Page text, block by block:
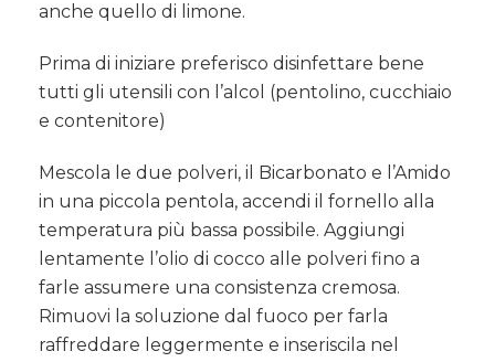
anche quello di limone.
Prima di iniziare preferisco disinfettare bene
tutti gli utensili con l’alcol (pentolino, cucchiaio
e contenitore)
Mescola le due polveri, il Bicarbonato e l’Amido
in una piccola pentola, accendi il fornello alla
temperatura più bassa possibile. Aggiungi
lentamente l’olio di cocco alle polveri fino a
farle assumere una consistenza cremosa.
Rimuovi la soluzione dal fuoco per farla
raffreddare leggermente e inseriscila nel